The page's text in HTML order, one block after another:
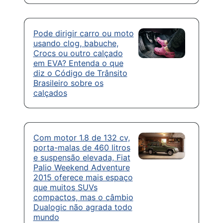
Pode dirigir carro ou moto
usando clog, babuche,
Crocs ou outro calçado
em EVA? Entenda o que
diz o Código de Trânsito
Brasileiro sobre os
calçados
Com motor 1.8 de 132 cv,
porta-malas de 460 litros
e suspensão elevada, Fiat
Palio Weekend Adventure
2015 oferece mais espaço
que muitos SUVs
compactos, mas o câmbio
Dualogic não agrada todo
mundo